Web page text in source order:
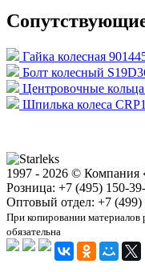
Гайка колесная
Болт колесный
Центровочные кольца
Шпилька колеса
1997 - 2026 © Компания
Розница: +7 (495) 150-
Оптовый отдел: +7 (499)
При копировании материалов
обязательна